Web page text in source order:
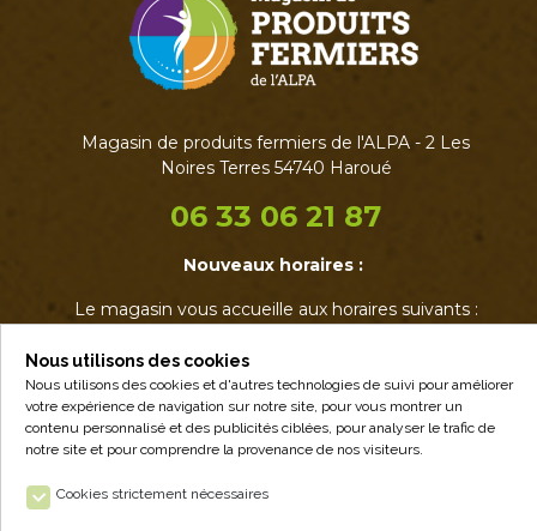
Magasin de produits fermiers de l'ALPA - 2 Les
Noires Terres 54740 Haroué
06 33 06 21 87
Nouveaux horaires :
Le magasin vous accueille aux horaires suivants :
• Jeudi : 17h - 19h
• Vendredi : 14h - 19h
• Samedi : 9h - 12h30
Nous utilisons des cookies
Nous utilisons des cookies et d'autres technologies de suivi pour améliorer
votre expérience de navigation sur notre site, pour vous montrer un
contenu personnalisé et des publicités ciblées, pour analyser le trafic de
notre site et pour comprendre la provenance de nos visiteurs.
Cookies strictement nécessaires